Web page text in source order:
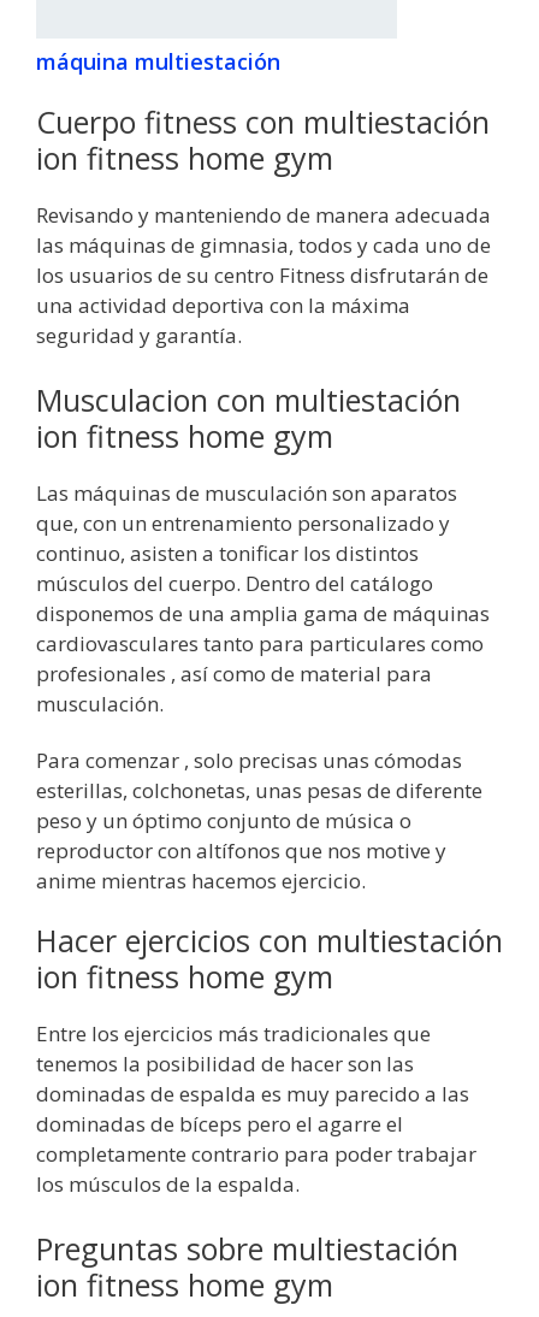
máquina multiestación
Cuerpo fitness con multiestación
ion fitness home gym
Revisando y manteniendo de manera adecuada
las máquinas de gimnasia, todos y cada uno de
los usuarios de su centro Fitness disfrutarán de
una actividad deportiva con la máxima
seguridad y garantía.
Musculacion con multiestación
ion fitness home gym
Las máquinas de musculación son aparatos
que, con un entrenamiento personalizado y
continuo, asisten a tonificar los distintos
músculos del cuerpo. Dentro del catálogo
disponemos de una amplia gama de máquinas
cardiovasculares tanto para particulares como
profesionales , así como de material para
musculación.
Para comenzar , solo precisas unas cómodas
esterillas, colchonetas, unas pesas de diferente
peso y un óptimo conjunto de música o
reproductor con altífonos que nos motive y
anime mientras hacemos ejercicio.
Hacer ejercicios con multiestación
ion fitness home gym
Entre los ejercicios más tradicionales que
tenemos la posibilidad de hacer son las
dominadas de espalda es muy parecido a las
dominadas de bíceps pero el agarre el
completamente contrario para poder trabajar
los músculos de la espalda.
Preguntas sobre multiestación
ion fitness home gym